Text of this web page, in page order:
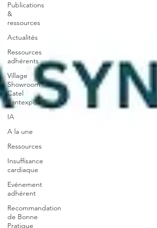
Publications
&
ressources
Actualités
Ressources
adhérents
Village
Showroom
Catel
Santexpo
IA
A la une
Ressources
Insuffisance
cardiaque
Evénement
adhérent
Recommandation
de Bonne
Pratique